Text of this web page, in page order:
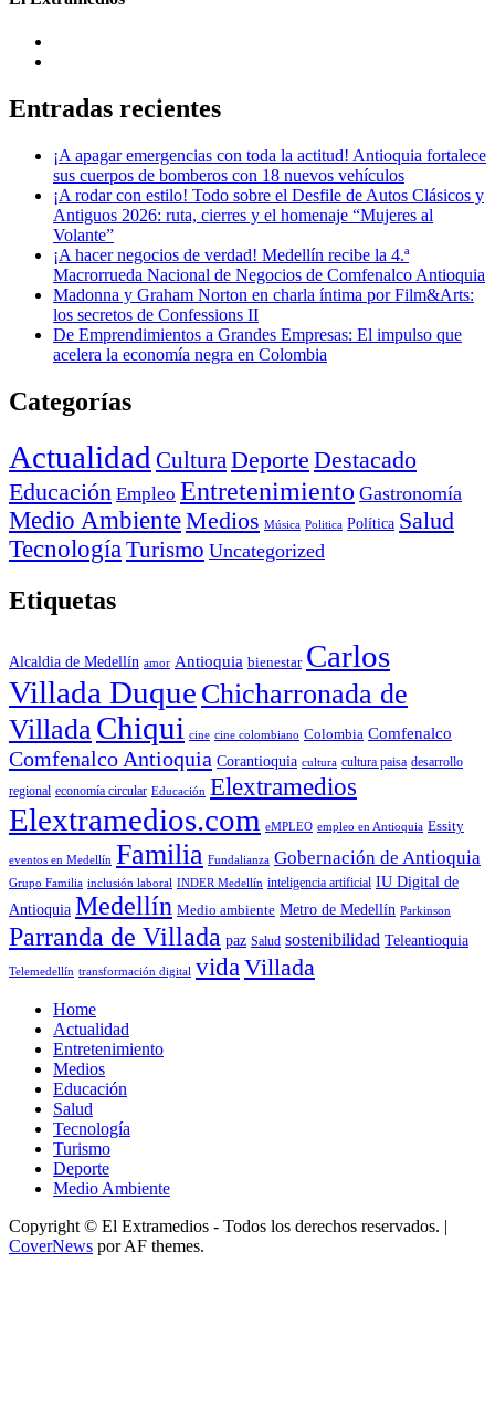
Entradas recientes
¡A apagar emergencias con toda la actitud! Antioquia fortalece
sus cuerpos de bomberos con 18 nuevos vehículos
¡A rodar con estilo! Todo sobre el Desfile de Autos Clásicos y
Antiguos 2026: ruta, cierres y el homenaje “Mujeres al
Volante”
¡A hacer negocios de verdad! Medellín recibe la 4.ª
Macrorrueda Nacional de Negocios de Comfenalco Antioquia
Madonna y Graham Norton en charla íntima por Film&Arts:
los secretos de Confessions II
De Emprendimientos a Grandes Empresas: El impulso que
acelera la economía negra en Colombia
Categorías
Actualidad CulturaDeporte Destacado
Educación Empleo Entretenimiento Gastronomía
Medio AmbienteMedios Música Politica Política Salud
Tecnología Turismo Uncategorized
Etiquetas
Alcaldia de Medellín amor Antioquia bienestar Carlos
Villada Duque Chicharronada de
Villada Chiqui cine cine colombiano Colombia Comfenalco
Comfenalco Antioquia Corantioquia cultura cultura paisa desarrollo
regional economía circular Educación Elextramedios
Elextramedios.com eMPLEO empleo en Antioquia Essity
eventos en Medellín Familia Fundalianza Gobernación de Antioquia
Grupo Familia inclusión laboral INDER Medellín inteligencia artificial IU Digital de
Antioquia Medellín Medio ambiente Metro de Medellín Parkinson
Parranda de Villada paz Salud sostenibilidad Teleantioquia
Telemedellín transformación digital vida Villada
Home
Actualidad
Entretenimiento
Medios
Educación
Salud
Tecnología
Turismo
Deporte
Medio Ambiente
Copyright © El Extramedios - Todos los derechos reservados. |
CoverNews por AF themes.